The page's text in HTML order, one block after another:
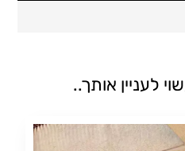
לעניין אותך..